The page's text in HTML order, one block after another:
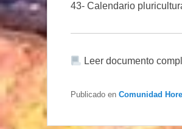
43- Calendario
Leer documento
Publicado en Comunidad